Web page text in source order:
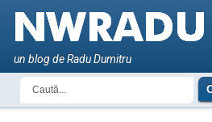
un blog de Radu Dumitru